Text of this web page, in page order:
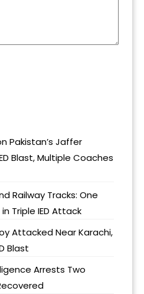
Pakistan’s Jaffer
Blast, Multiple Coaches
Railway Tracks: One
Triple IED Attack
Attacked Near Karachi,
Blast
Arrests Two